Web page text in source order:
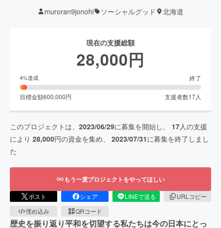
muroran9jonohi ソーシャルグッド 北海道
現在の支援総額
28,000円
4%達成 終了
目標金額600,000円 支援者数17人
このプロジェクトは、 2023/06/29に募集を開始し、 17人の支援
により 28,000円の資金を集め、 2023/07/31に募集を終了しまし
た
もう一度プロジェクトをやってほしい
ポスト シェア LINEで送る
URLコピー
埋め込み
QRコード
歴史を振り返り平和を切望する私たちは今の日本にとっ